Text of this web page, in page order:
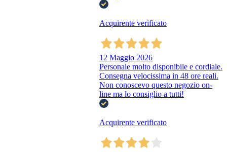
Acquirente verificato
12 Maggio 2026
Personale molto disponibile e cordiale.
Consegna velocissima in 48 ore reali.
Non conoscevo questo negozio on-
line ma lo consiglio a tutti!
Acquirente verificato